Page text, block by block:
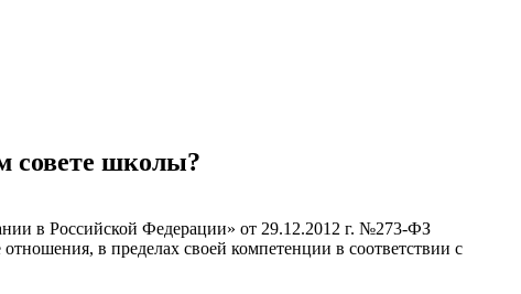
совете школы?
в Российской Федерации» от 29.12.2012 г. №273-ФЗ
в пределах своей компетенции в соответствии с